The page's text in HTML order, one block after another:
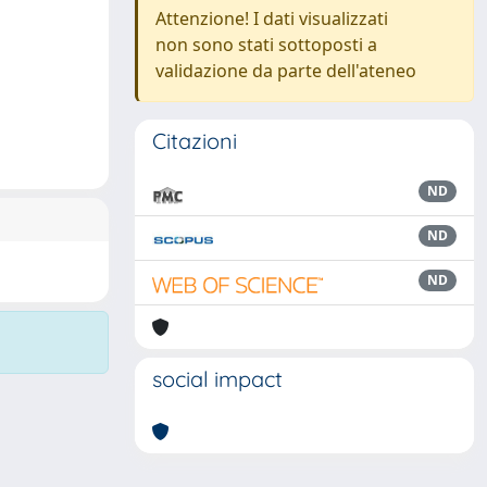
Attenzione! I dati visualizzati
non sono stati sottoposti a
validazione da parte dell'ateneo
Citazioni
ND
ND
ND
social impact